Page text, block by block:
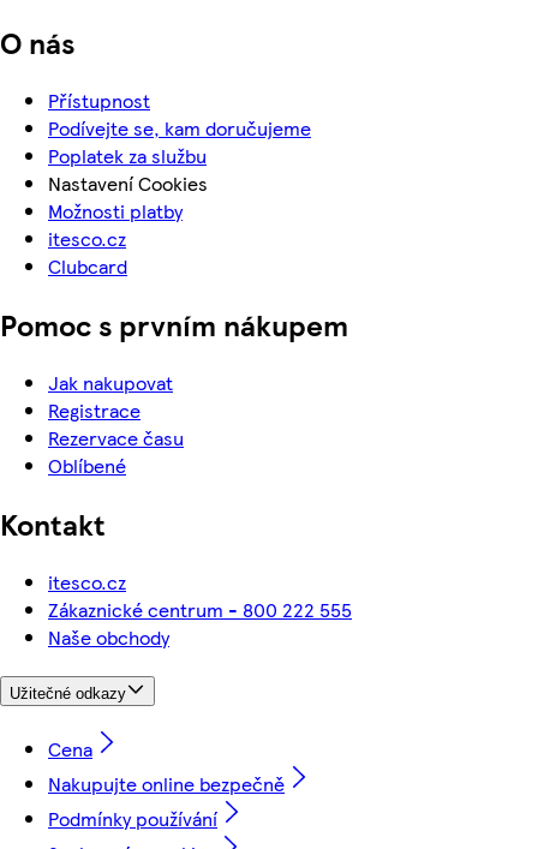
O nás
Přístupnost
Podívejte se, kam doručujeme
Poplatek za službu
Nastavení Cookies
Možnosti platby
itesco.cz
Clubcard
Pomoc s prvním nákupem
Jak nakupovat
Registrace
Rezervace času
Oblíbené
Kontakt
itesco.cz
Zákaznické centrum - 800 222 555
Naše obchody
Užitečné odkazy
Cena
Nakupujte online bezpečně
Podmínky používání